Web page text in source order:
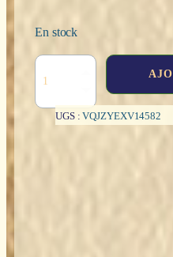
En stock
résine
UGS :VQJZYEXV14582